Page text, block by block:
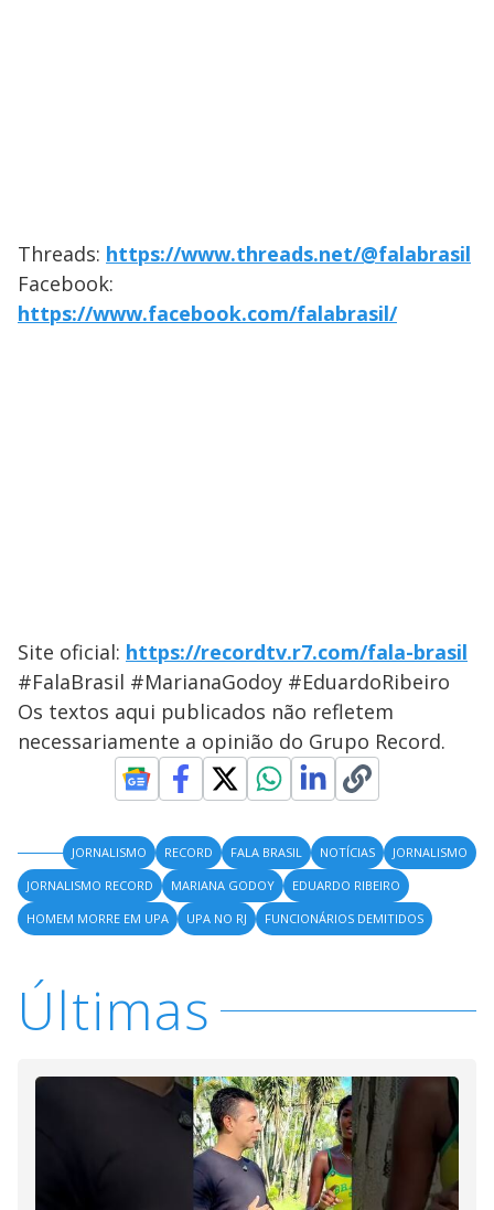
Threads: https://www.threads.net/@falabrasil
Facebook:
https://www.facebook.com/falabrasil/
Site oficial: https://recordtv.r7.com/fala-brasil
#FalaBrasil #MarianaGodoy #EduardoRibeiro
Os textos aqui publicados não refletem
necessariamente a opinião do Grupo Record.
JORNALISMO RECORD FALA BRASIL NOTÍCIAS
JORNALISMO
JORNALISMO RECORD
MARIANA GODOY
EDUARDO RIBEIRO
HOMEM MORRE EM UPA
UPA NO RJ FUNCIONÁRIOS DEMITIDOS
Últimas